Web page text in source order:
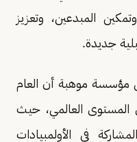
المبدعين، وتعزيز
جديدة.
مؤسسة موهبة أن العام
المستوى العالمي، حيث
في الأولمبيادات